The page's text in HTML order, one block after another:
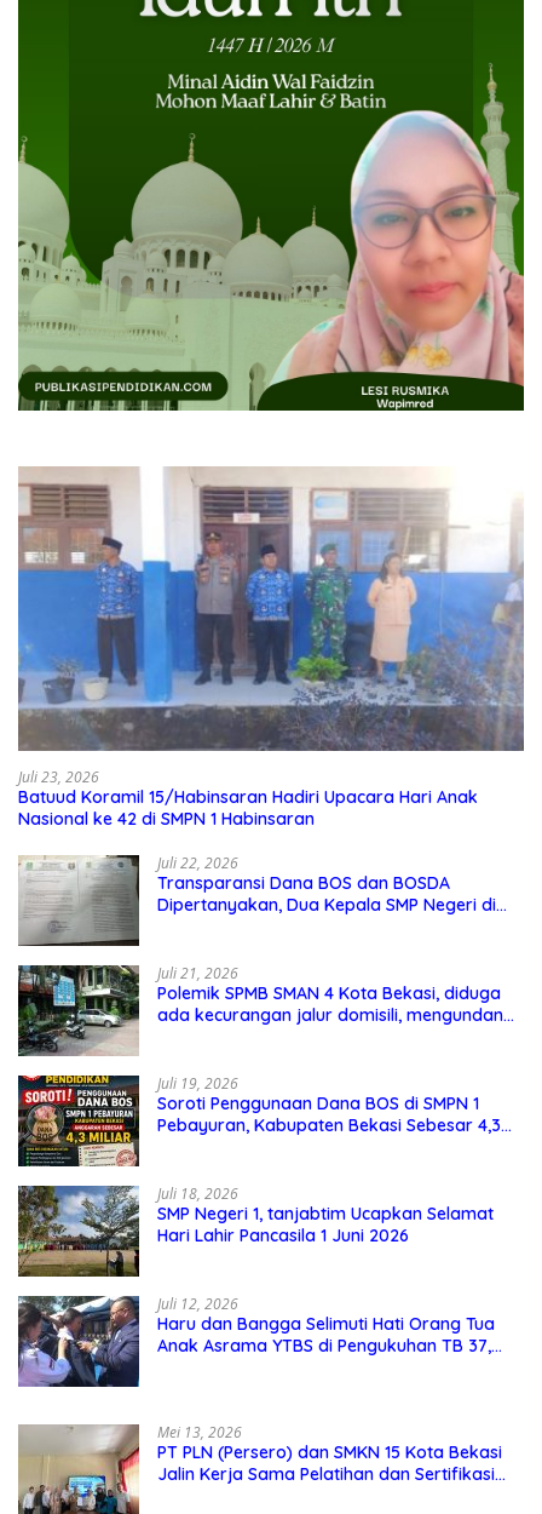
Juli 23, 2026
Batuud Koramil 15/Habinsaran Hadiri Upacara Hari Anak
Nasional ke 42 di SMPN 1 Habinsaran
Juli 22, 2026
Transparansi Dana BOS dan BOSDA
Dipertanyakan, Dua Kepala SMP Negeri di
Juli 21, 2026
Polemik SPMB SMAN 4 Kota Bekasi, diduga
ada kecurangan jalur domisili, mengundang
Juli 19, 2026
Soroti Penggunaan Dana BOS di SMPN 1
Pebayuran, Kabupaten Bekasi Sebesar 4,3
Juli 18, 2026
SMP Negeri 1, tanjabtim Ucapkan Selamat
Hari Lahir Pancasila 1 Juni 2026
Juli 12, 2026
Haru dan Bangga Selimuti Hati Orang Tua
Anak Asrama YTBS di Pengukuhan TB 37,
Mei 13, 2026
PT PLN (Persero) dan SMKN 15 Kota Bekasi
Jalin Kerja Sama Pelatihan dan Sertifikasi